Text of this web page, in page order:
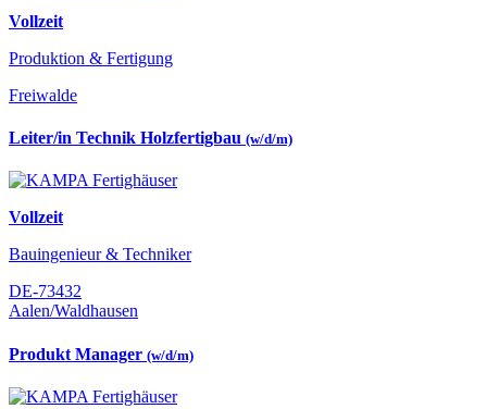
Vollzeit
Produktion & Fertigung
Freiwalde
Leiter/in Technik Holzfertigbau (w/d/m)
Vollzeit
Bauingenieur & Techniker
DE-73432
Aalen/Waldhausen
Produkt Manager (w/d/m)